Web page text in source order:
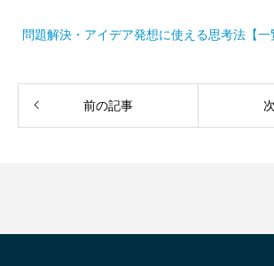
問題解決・アイデア発想に使える思考法【一
前の記事